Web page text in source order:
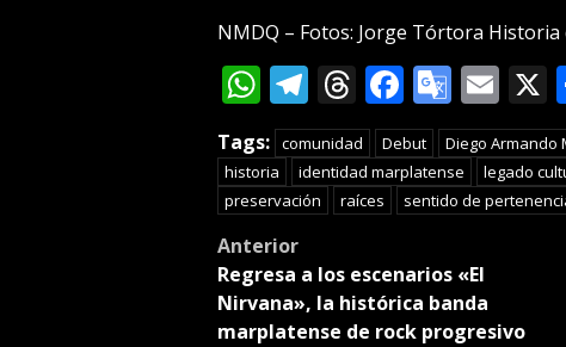
NMDQ – Fotos: Jorge Tórtora Historia
WhatsApp
Telegram
Threads
Tags: comunidad Debut Diego Armando
historia
identidad marplatense legado
preservación
raíces sentido de
Post
navigation
Anterior
Regresa a los escenarios «El
Nirvana», la histórica banda
marplatense de rock progresivo